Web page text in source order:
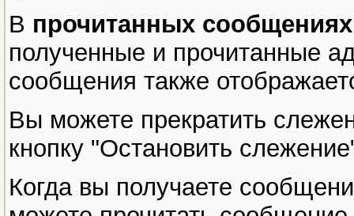
В прочитанных сообщениях
полученные и прочитанные
сообщения также
Вы можете прекратить
кнопку "Остановить
Когда вы получаете